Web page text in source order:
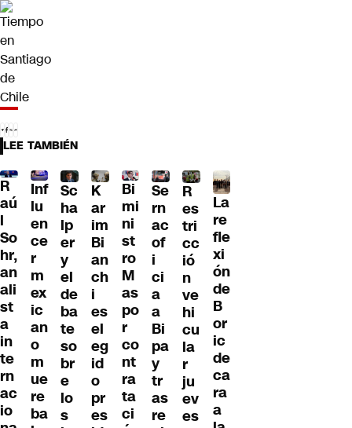
LEE TAMBIÉN
R
aú
l
So
hr,
an
ali
st
a
in
te
rn
ac
io
Inf
lu
en
ce
r
m
ex
ic
an
o
m
ue
re
ba
Sc
ha
lp
er
y
el
de
ba
te
so
br
e
lo
s
K
ar
im
Bi
an
ch
i
es
el
eg
id
o
pr
es
Bi
mi
ni
st
ro
M
as
po
r
co
nt
ra
ta
ci
Se
rn
ac
of
i
ci
a
a
Bi
pa
y
tr
as
re
R
es
tri
cc
ió
n
ve
hi
cu
la
r
ju
ev
es
La
re
fle
xi
ón
de
B
or
ic
de
ca
ra
a